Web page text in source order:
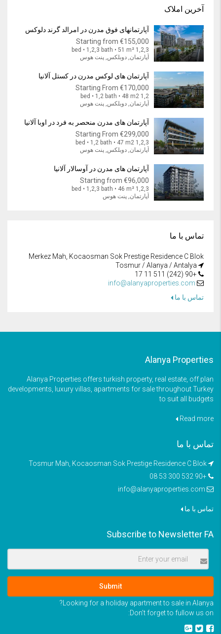
آخرین املاک
آپارتمانهای فوق مدرن در امرالد گرند دلوکس
Starting from €155,000
1,2,3 bed • 1,2,3 bath • 51 m²
آپارتمان, دوبلکس, پنت هوس
آپارتمان های لوکس مدرن در کستل آلانیا
Starting From €170,000
1,2 bed • 1,2 bath • 48 m2
آپارتمان, دوبلکس, پنت هوس
آپارتمان های مدرن منحصر به فرد در اوبا آلانیا
Starting From €299,000
1,2,3 bed • 1,2 bath • 47 m2
آپارتمان, دوبلکس, پنت هوس
آپارتمان های مدرن در آوسالار آلانیا
Starting from €96,000
1,2,3 bed • 1,2,3 bath • 46 m²
آپارتمان, پنت هوس
تماس با ما
Merkez Mah, Kocaosman Sok Prestige Residence C Blok
+90 (242) 511 11 17
info@alanyaproperties.com
تماس با ما
Alanya Properties
Alanya Properties offers turkish property, real estate, off plan
developments, luxury villas, apartments for sale throughout Turkey
to suit all budgets
Read more
تماس با ما
+90 532 300 53 08
info@alanyaproperties.com
تماس با ما
Subscribe to Newsletter FA
Submit
Looking for a holiday apartment to sale in Alanya?
Don’t forget to fullow us on: